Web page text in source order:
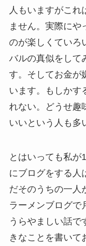
人もいますがこれ
ません。実際にや
のが楽しくていろ
バルの真似をして
す。そしてお金が
います。もしかす
れない。どうせ趣
いいという人も多
とはいっても私が
にブログをする人
だそのうちの一人
ラーメンブログで
うらやましい話で
きなことを書いて